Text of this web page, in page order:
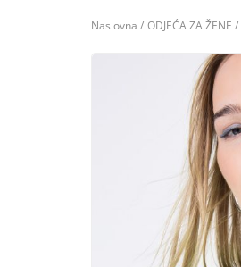
Naslovna / ODJEĆA ZA ŽENE /